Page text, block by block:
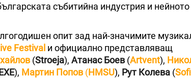
събитийна индустрия и нейното
опит зад най-значимите
Festival и официално представляващ
(Stroeja), Атанас Боев (Artvent),
), Мартин Попов (HMSU), Рут Колева (